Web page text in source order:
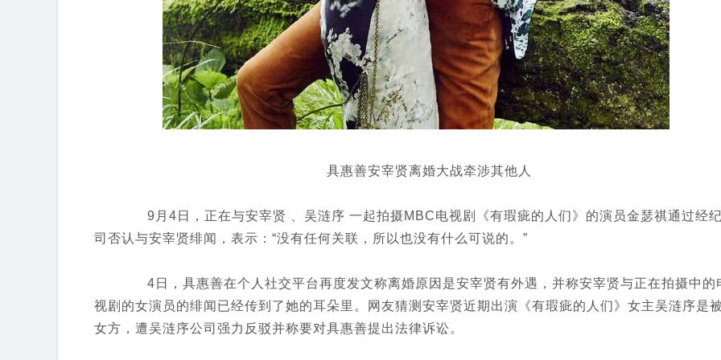
具惠善安宰贤离婚大战牵涉其他人
9月4日，正在与安宰贤 、吴涟序 一起拍摄MBC电视剧《有瑕疵的人们》的演员金瑟祺通过经
司否认与安宰贤绯闻，表示：“没有任何关联，所以也没有什么可说的。”
4日，具惠善在个人社交平台再度发文称离婚原因是安宰贤有外遇，并称安宰贤与正在拍摄中的
视剧的女演员的绯闻已经传到了她的耳朵里。网友猜测安宰贤近期出演《有瑕疵的人们》女主吴涟序是
女方，遭吴涟序公司强力反驳并称要对具惠善提出法律诉讼。